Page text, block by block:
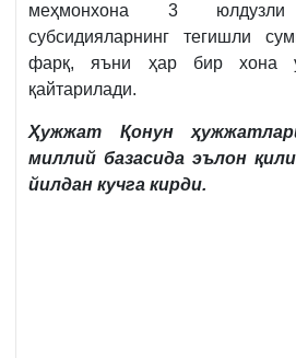
меҳмонхона 3
субсидияларнинг тегишли
фарқ, яъни ҳар бир хона
қайтарилади.
Ҳужжат
Қонун
миллий базасида эълон
йилдан кучга кирди.